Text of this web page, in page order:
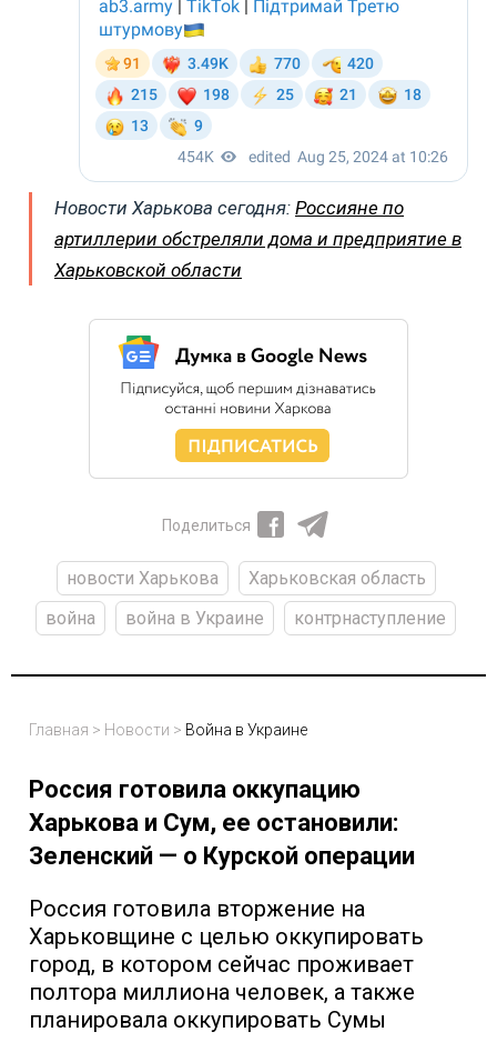
Новости Харькова сегодня: Россияне по
артиллерии обстреляли дома и предприятие в
Харьковской области
Поделиться
новости Харькова
Харьковская область
война
война в Украине контрнаступление
Главная > Новости > Война в Украине
Россия готовила оккупацию
Харькова и Сум, ее остановили:
Зеленский — о Курской операции
Россия готовила вторжение на
Харьковщине с целью оккупировать
город, в котором сейчас проживает
полтора миллиона человек, а также
планировала оккупировать Сумы